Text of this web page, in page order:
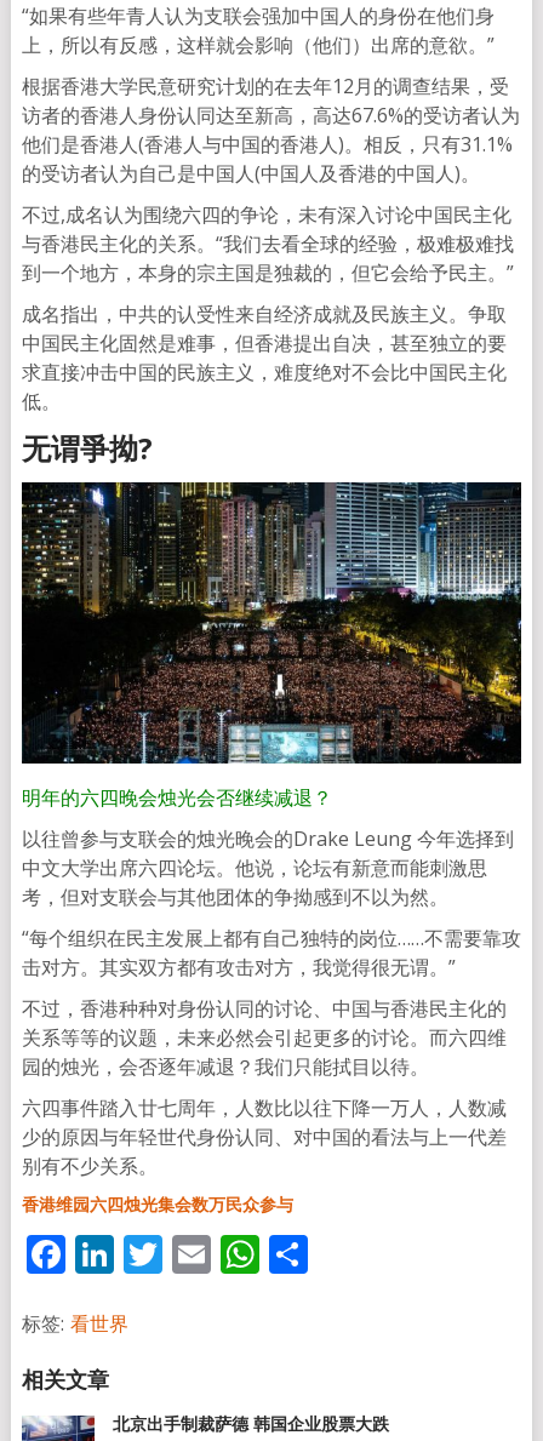
“如果有些年青人认为支联会强加中国人的身份在他们身
上，所以有反感，这样就会影响（他们）出席的意欲。”
根据香港大学民意研究计划的在去年12月的调查结果，受
访者的香港人身份认同达至新高，高达67.6%的受访者认为
他们是香港人(香港人与中国的香港人)。相反，只有31.1%
的受访者认为自己是中国人(中国人及香港的中国人)。
不过,成名认为围绕六四的争论，未有深入讨论中国民主化
与香港民主化的关系。“我们去看全球的经验，极难极难找
到一个地方，本身的宗主国是独裁的，但它会给予民主。”
成名指出，中共的认受性来自经济成就及民族主义。争取
中国民主化固然是难事，但香港提出自决，甚至独立的要
求直接冲击中国的民族主义，难度绝对不会比中国民主化
低。
无谓爭拗?
明年的六四晚会烛光会否继续减退？
以往曾参与支联会的烛光晚会的Drake Leung 今年选择到
中文大学出席六四论坛。他说，论坛有新意而能刺激思
考，但对支联会与其他团体的争拗感到不以为然。
“每个组织在民主发展上都有自己独特的岗位……不需要靠攻
击对方。其实双方都有攻击对方，我觉得很无谓。”
不过，香港种种对身份认同的讨论、中国与香港民主化的
关系等等的议题，未来必然会引起更多的讨论。而六四维
园的烛光，会否逐年减退？我们只能拭目以待。
六四事件踏入廿七周年，人数比以往下降一万人，人数减
少的原因与年轻世代身份认同、对中国的看法与上一代差
别有不少关系。
香港维园六四烛光集会数万民众参与
Facebook
LinkedIn
Twitter
EmailWhatsApp
分
标签: 看世界
北京出手制裁萨德 韩国企业股票大跌